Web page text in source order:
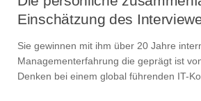
Einschätzung des
Sie gewinnen mit ihm über 20 Jahre
Managementerfahrung die geprägt ist
Denken bei einem global führenden IT-